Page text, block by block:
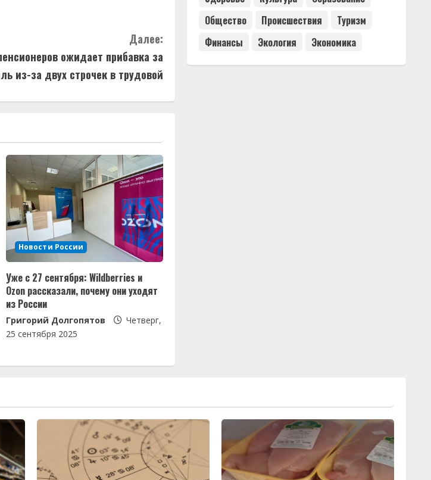
Далее:
ожидает прибавка за
из-за двух строчек в трудовой
Новости России
Уже с 27 сентября: Wildberries и
Ozon рассказали, почему они уходят
из России
Григорий Долгопятов
Четверг,
25 сентября 2025
Общество
Происшествия
Туризм
Финансы
Экология Экономика